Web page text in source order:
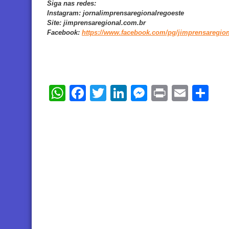
Siga nas redes:
Instagram: jornalimprensaregionalregoeste
Site: jimprensaregional.com.br
Facebook: https://www.facebook.com/pg/
WhatsApp
Facebook
TwitterLinkedIn
Messenger
PrintEmail